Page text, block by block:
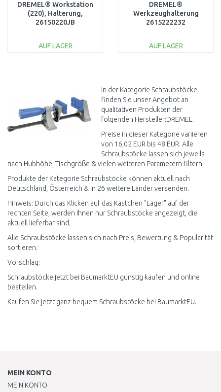
DREMEL® Workstation
(220), Halterung,
26150220JB
AUF LAGER
DREMEL®
Werkzeughalterung
2615222232
AUF LAGER
Vergleichen
In der Kategorie Schraubstöcke
finden Sie unser Angebot an
qualitativen Produkten der
folgenden Hersteller:DREMEL.
Preise in dieser Kategorie variieren
von 16,02 EUR bis 48 EUR. Alle
Schraubstöcke lassen sich jeweils
nach Hubhöhe, Tischgröße & vielen weiteren Parametern filtern.
Produkte der Kategorie Schraubstöcke können aktuell nach
Deutschland, Österreich & in 26 weitere Länder versenden.
Hinweis: Durch das Klicken auf das Kästchen "Lager" auf der
rechten Seite, werden Ihnen nur Schraubstöcke angezeigt, die
aktuell lieferbar sind.
Alle Schraubstöcke lassen sich nach Preis, Bewertung & Popularität
sortieren.
Vorschlag:
Schraubstöcke jetzt bei BaumarktEU günstig kaufen und online
bestellen.
Kaufen Sie jetzt ganz bequem Schraubstöcke bei BaumarktEU.
MEIN KONTO
MEIN KONTO